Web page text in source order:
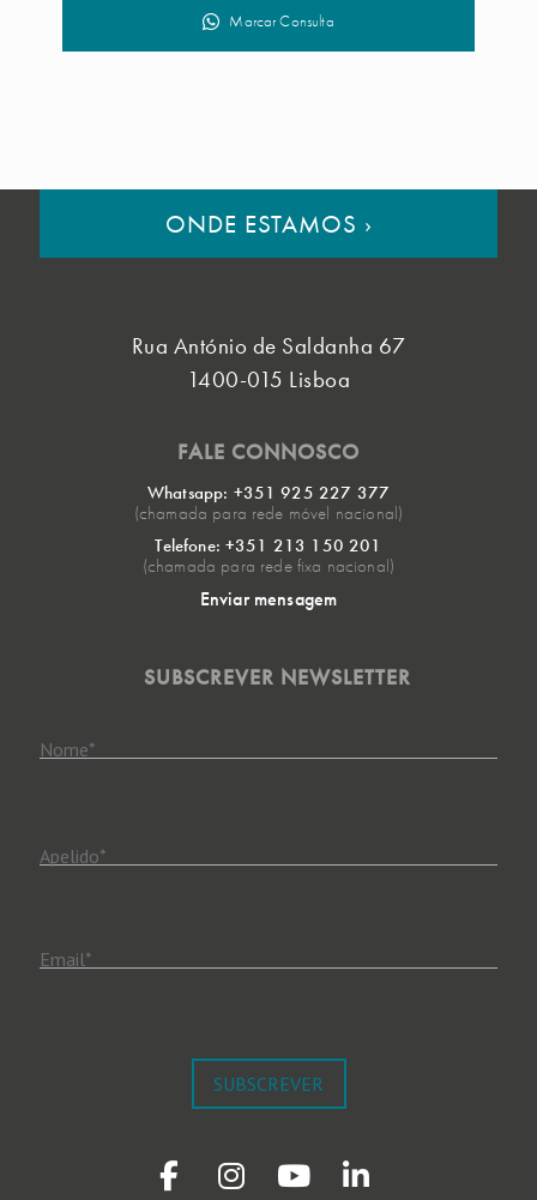
Marcar Consulta
ONDE ESTAMOS ›
Rua António de Saldanha 67
1400-015 Lisboa
FALE CONNOSCO
Whatsapp: +351 925 227 377
(chamada para rede móvel nacional)
Telefone: +351 213 150 201
(chamada para rede fixa nacional)
Enviar mensagem
SUBSCREVER NEWSLETTER
Nome*
Apelido*
Email*
SUBSCREVER